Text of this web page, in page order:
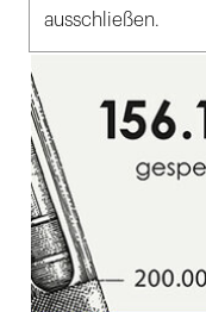
ausschließen.